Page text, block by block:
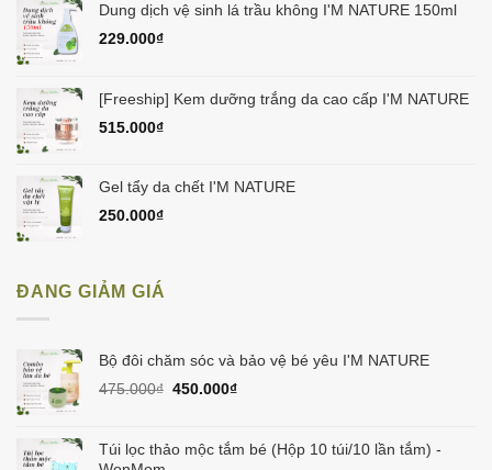
Dung dịch vệ sinh lá trầu không I'M NATURE 150ml
229.000₫
[Freeship] Kem dưỡng trắng da cao cấp I'M NATURE
515.000₫
Gel tẩy da chết I'M NATURE
250.000₫
ĐANG GIẢM GIÁ
Bộ đôi chăm sóc và bảo vệ bé yêu I'M NATURE
475.000₫ Giá
475.000₫.
450.000₫Giá
là:
Túi lọc thảo mộc tắm bé (Hộp 10 túi/10 lần tắm) -